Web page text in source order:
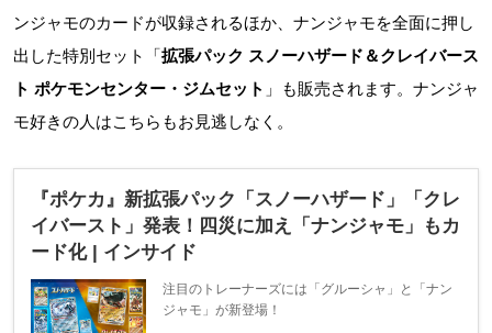
ンジャモのカードが収録されるほか、ナンジャモを全面に押し
出した特別セット「拡張パック スノーハザード＆クレイバース
ト ポケモンセンター・ジムセット 」も販売されます。ナンジャ
モ好きの人はこちらもお見逃しなく。
『ポケカ』新拡張パック「スノーハザード」「クレ
イバースト」発表！四災に加え「ナンジャモ」もカ
ード化 | インサイド
注目のトレーナーズには「グルーシャ」と「ナン
ジャモ」が新登場！